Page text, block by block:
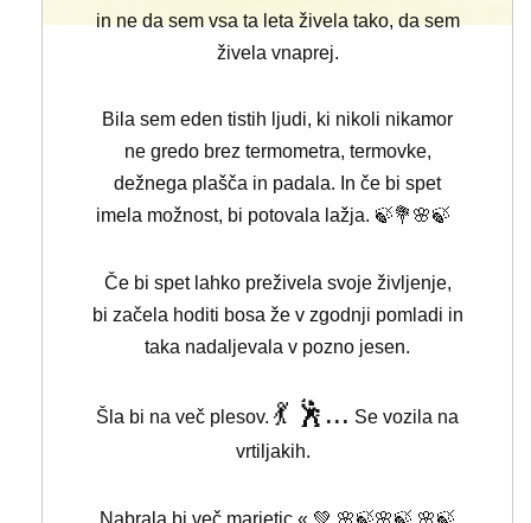
in ne da sem vsa ta leta živela tako, da sem
živela vnaprej.
Bila sem eden tistih ljudi, ki nikoli nikamor
ne gredo brez termometra, termovke,
dežnega plašča in padala. In če bi spet
imela možnost, bi potovala lažja. 🍃💐🌸🍃
Če bi spet lahko preživela svoje življenje,
bi začela hoditi bosa že v zgodnji pomladi in
taka nadaljevala v pozno jesen.
Šla bi na več plesov. 💃 🕺... Se vozila na
vrtiljakih.
Nabrala bi več marjetic.« 💚 🌸🍃🌸🍃 🌸🍃